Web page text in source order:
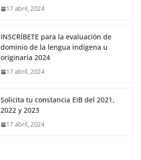
17 abril, 2024
INSCRÍBETE para la evaluación de
dominio de la lengua indígena u
originaria 2024
17 abril, 2024
Solicita tu constancia EIB del 2021,
2022 y 2023
17 abril, 2024